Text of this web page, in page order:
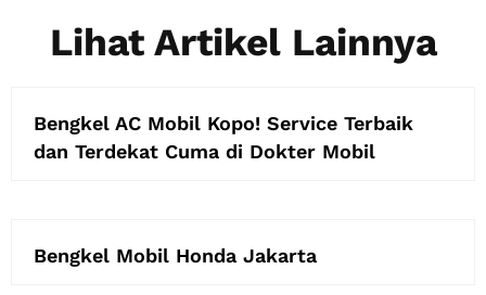
Lihat Artikel Lainnya
Bengkel AC Mobil Kopo! Service Terbaik
dan Terdekat Cuma di Dokter Mobil
Bengkel Mobil Honda Jakarta